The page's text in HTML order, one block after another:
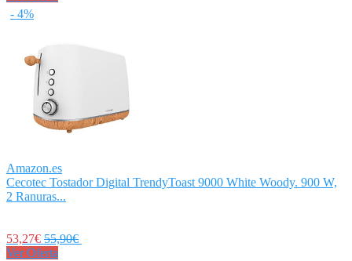
- 4%
Amazon.es
Cecotec Tostador Digital TrendyToast 9000 White Woody. 900 W,
2 Ranuras...
53,27€ 55,90€
Ver Oferta